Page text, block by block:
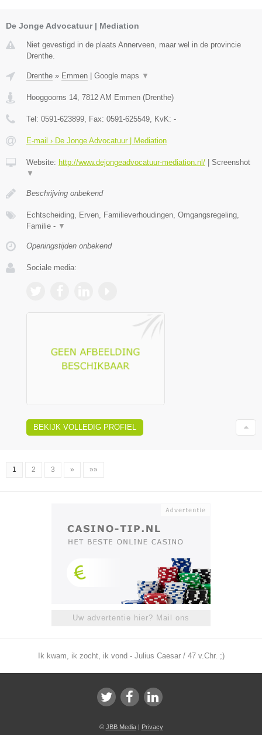
De Jonge Advocatuur | Mediation
Niet gevestigd in de plaats Annerveen, maar wel in de provincie
Drenthe.
Drenthe » Emmen Google maps ▼
Hooggoorns 14, 7812 AM Emmen (Drenthe)
Tel: 0591-623899, Fax: 0591-625549, KvK: -
E-mail › De Jonge Advocatuur | Mediation
Website: http://www.dejongeadvocatuur-mediation.nl/
Screenshot
▼
Beschrijving onbekend
Echtscheiding, Erven, Familieverhoudingen, Omgangsregeling,
Familie - ▼
Openingstijden onbekend
Sociale media:
BEKIJK VOLLEDIG PROFIEL
1 2 3 » »»
Uw advertentie hier? Mail ons
Ik kwam, ik zocht, ik vond - Julius Caesar / 47 v.Chr. ;)
© JBB Media| Privacy